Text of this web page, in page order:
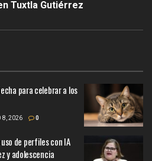
Tuxtla Gutiérrez
para celebrar a los
8, 2026 0
de perfiles con IA
y adolescencia